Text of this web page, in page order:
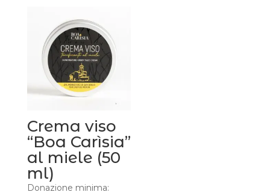
Crema viso
“Boa Carìsia”
al miele (50
ml)
Donazione minima: